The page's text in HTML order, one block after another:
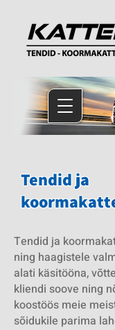
Tendid ja
Tendid ja
ning haagistele
alati käsitööna,
kliendi soove ning
koostöös meie
sõidukile parima